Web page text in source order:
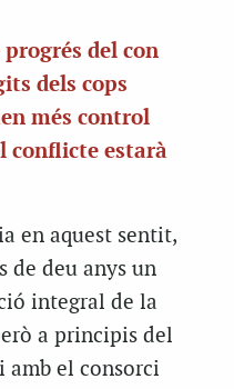
progrés del con
dels cops
més control
conflicte estarà
en aquest sentit,
de deu anys un
integral de la
a principis del
amb el consorci